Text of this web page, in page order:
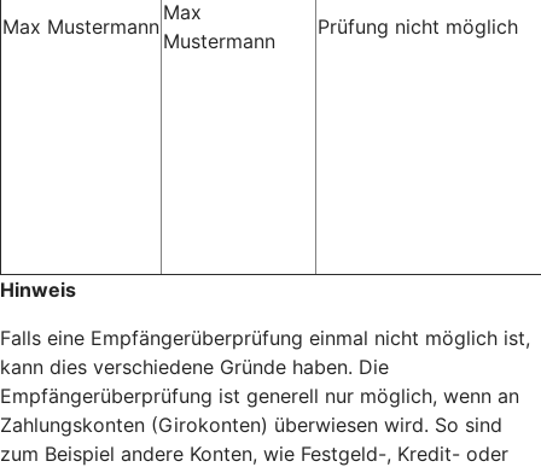
Max Mustermann
Max
Mustermann
Prüfung nicht möglich
Hinweis
Falls eine Empfängerüberprüfung einmal nicht möglich ist,
kann dies verschiedene Gründe haben. Die
Empfängerüberprüfung ist generell nur möglich, wenn an
Zahlungskonten (Girokonten) überwiesen wird. So sind
zum Beispiel andere Konten, wie Festgeld-, Kredit- oder